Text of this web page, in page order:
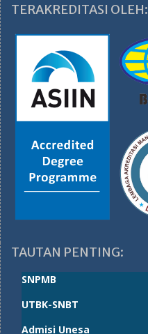
TERAKREDITASI OLEH:
TAUTAN PENTING:
SNPMB
UTBK-SNBT
Admisi Unesa